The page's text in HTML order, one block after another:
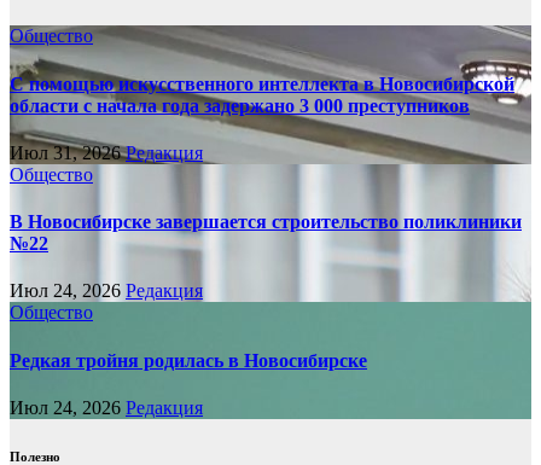
Общество
С помощью искусственного интеллекта в Новосибирской
области с начала года задержано 3 000 преступников
Июл 31, 2026Редакция
Общество
В Новосибирске завершается строительство поликлиники
№22
Июл 24, 2026 Редакция
Общество
Редкая тройня родилась в Новосибирске
Июл 24, 2026 Редакция
Полезно